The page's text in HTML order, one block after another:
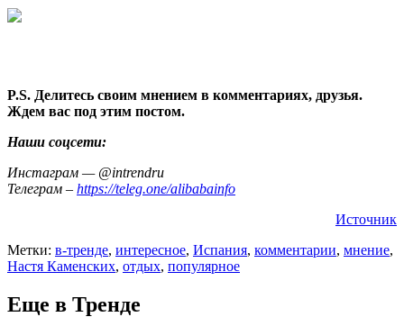
P.S. Делитесь своим мнением в комментариях, друзья.
Ждем вас под этим постом.
Наши соцсети:
Инстаграм — @intrendru
Телеграм – https://teleg.one/alibabainfo
Источник
Метки: в-тренде, интересное, Испания, комментарии, мнение,
Настя Каменских, отдых, популярное
Еще в Тренде